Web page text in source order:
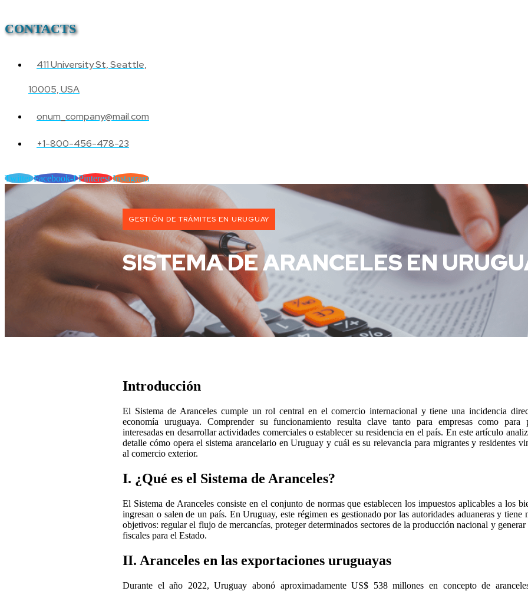
CONTACTS
411 University St, Seattle,
10005, USA
onum_company@mail.com
+1-800-456-478-23
Twitter Facebook-f Pinterest Instagram
GESTIÓN DE TRÁMITES EN URUGUAY
SISTEMA DE ARANCELES EN
Introducción
El Sistema de Aranceles cumple un rol central en el comercio internacional y tiene una incidencia
economía uruguaya. Comprender su funcionamiento resulta clave tanto para empresas como para
interesadas en desarrollar actividades comerciales o establecer su residencia en el país. En este artículo
detalle cómo opera el sistema arancelario en Uruguay y cuál es su relevancia para migrantes y residentes
al comercio exterior.
I. ¿Qué es el Sistema de Aranceles?
El Sistema de Aranceles consiste en el conjunto de normas que establecen los impuestos aplicables a los
ingresan o salen de un país. En Uruguay, este régimen es gestionado por las autoridades aduaneras y tiene
objetivos: regular el flujo de mercancías, proteger determinados sectores de la producción nacional y generar
fiscales para el Estado.
II. Aranceles en las exportaciones uruguayas
Durante el año 2022, Uruguay abonó aproximadamente US$ 538 millones en concepto de